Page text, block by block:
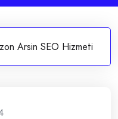
Arsin SEO Hizmeti